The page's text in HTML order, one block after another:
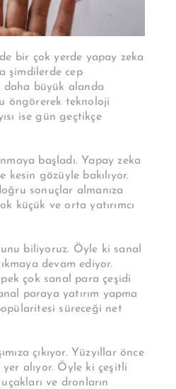
bir çok yerde yapay zeka
şimdilerde cep
daha büyük alanda
öngörerek teknoloji
ise gün geçtikçe
başladı. Yapay zeka
gözüyle bakılıyor.
sonuçlar almanıza
küçük ve orta yatırımcı
biliyoruz. Öyle ki sanal
devam ediyor.
çok sanal para çeşidi
paraya yatırım yapma
süreceği net
çıkıyor. Yüzyıllar önce
alıyor. Öyle ki çeşitli
ve dronların